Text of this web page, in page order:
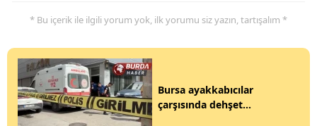
* Bu içerik ile ilgili yorum yok, ilk yorumu siz yazın, tartışalım *
Bursa ayakkabıcılar
çarşısında dehşet...